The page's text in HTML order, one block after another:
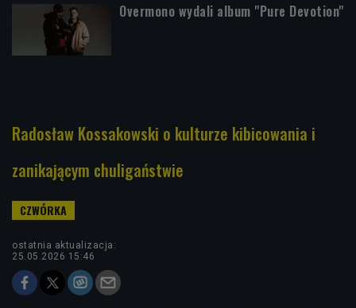
Overmono wydali album "Pure Devotion"
Radosław Kossakowski o kulturze kibicowania i
zanikającym chuligaństwie
ostatnia aktualizacja:
25.05.2026 15:46